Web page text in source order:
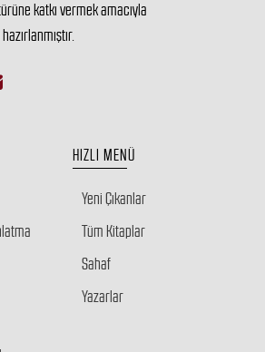
katkı vermek amacıyla
HIZLI MENÜ
Yeni Çıkanlar
Tüm Kitaplar
Sahaf
Yazarlar